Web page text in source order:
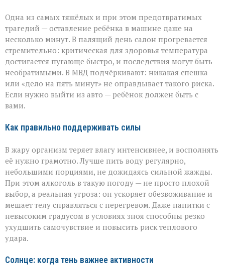
Одна из самых тяжёлых и при этом предотвратимых
трагедий — оставление ребёнка в машине даже на
несколько минут. В палящий день салон прогревается
стремительно: критическая для здоровья температура
достигается пугающе быстро, и последствия могут быть
необратимыми. В МВД подчёркивают: никакая спешка
или «дело на пять минут» не оправдывает такого риска.
Если нужно выйти из авто — ребёнок должен быть с
вами.
Как правильно поддерживать силы
В жару организм теряет влагу интенсивнее, и восполнять
её нужно грамотно. Лучше пить воду регулярно,
небольшими порциями, не дожидаясь сильной жажды.
При этом алкоголь в такую погоду — не просто плохой
выбор, а реальная угроза: он ускоряет обезвоживание и
мешает телу справляться с перегревом. Даже напитки с
невысоким градусом в условиях зноя способны резко
ухудшить самочувствие и повысить риск теплового
удара.
Солнце: когда тень важнее активности